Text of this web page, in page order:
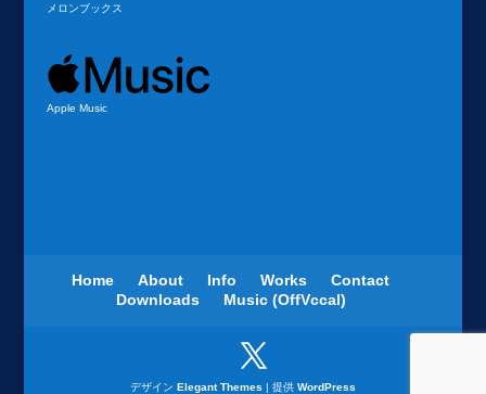
メロンブックス
Apple Music
Home About Info Works
Contact
Downloads
Music (OffVccal)
デザイン Elegant Themes | 提供 WordPress